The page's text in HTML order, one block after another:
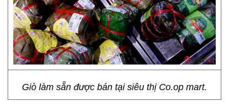
Giò làm sẵn được bán tại siêu thị Co.op mart.